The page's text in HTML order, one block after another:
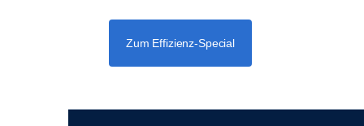
Zum Effizienz-Special